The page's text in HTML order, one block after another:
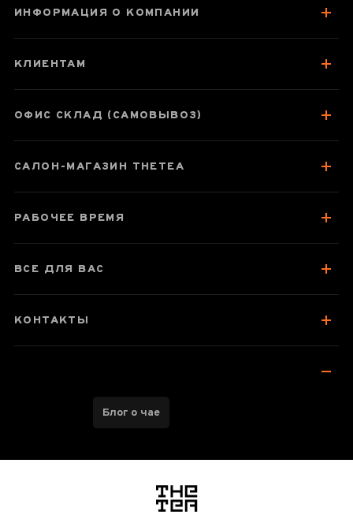
Паспорт товара
Отзывы чаеманов
ИНФОРМАЦИЯ О КОМПАНИИ
КЛИЕНТАМ
ОФИС СКЛАД (САМОВЫВОЗ)
САЛОН-МАГАЗИН THETEA
РАБОЧЕЕ ВРЕМЯ
ВСЕ ДЛЯ ВАС
КОНТАКТЫ
Блог о чае
логотип